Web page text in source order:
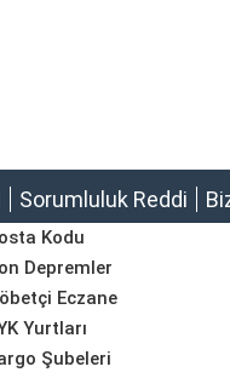
Sorumluluk Reddi
Kodu
Depremler
Eczane
Yurtları
Şubeleri